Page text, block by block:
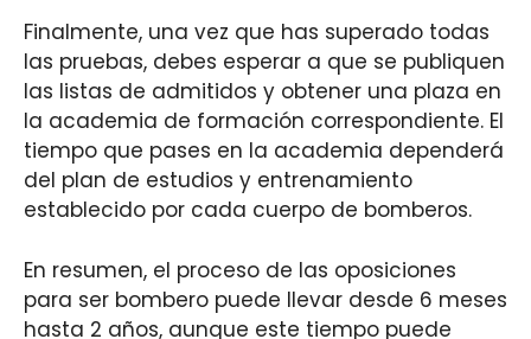
Finalmente, una vez que has superado todas
las pruebas, debes esperar a que se publiquen
las listas de admitidos y obtener una plaza en
la academia de formación correspondiente. El
tiempo que pases en la academia dependerá
del plan de estudios y entrenamiento
establecido por cada cuerpo de bomberos.
En resumen, el proceso de las oposiciones
para ser bombero puede llevar desde 6 meses
hasta 2 años, aunque este tiempo puede